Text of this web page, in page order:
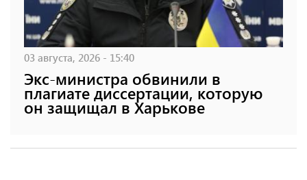
03 августа, 2026 - 15:40
Экс-министра обвинили в
плагиате диссертации, которую
он защищал в Харькове